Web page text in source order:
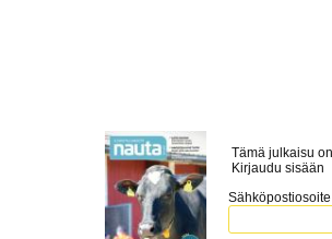
Tämä julkaisu
Kirjaudu sisään
Sähköpostiosoite